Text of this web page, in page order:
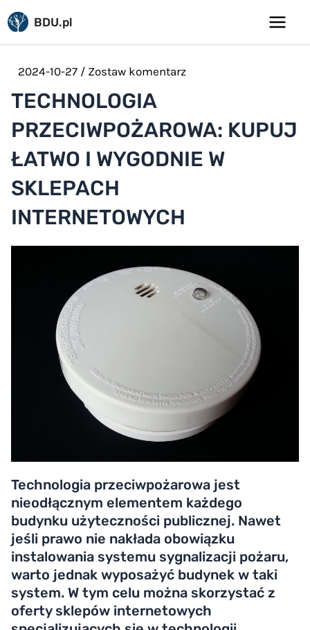
Pomiń
do
treści
BDU.pl
Main
2024-10-27 / Zostaw komentarz
TECHNOLOGIA
PRZECIWPOŻAROWA: KUPUJ
ŁATWO I WYGODNIE W
SKLEPACH
INTERNETOWYCH
Technologia przeciwpożarowa jest
nieodłącznym elementem każdego
budynku użyteczności publicznej. Nawet
jeśli prawo nie nakłada obowiązku
instalowania systemu sygnalizacji pożaru,
warto jednak wyposażyć budynek w taki
system. W tym celu można skorzystać z
oferty sklepów internetowych